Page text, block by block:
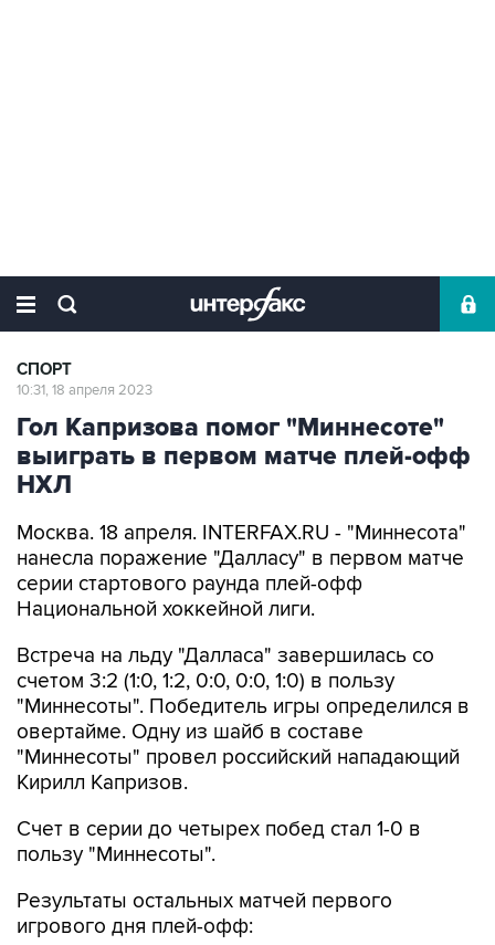
СПОРТ
10:31, 18 апреля 2023
Гол Капризова помог "Миннесоте"
выиграть в первом матче плей-офф
НХЛ
Москва. 18 апреля. INTERFAX.RU - "Миннесота"
нанесла поражение "Далласу" в первом матче
серии стартового раунда плей-офф
Национальной хоккейной лиги.
Встреча на льду "Далласа" завершилась со
счетом 3:2 (1:0, 1:2, 0:0, 0:0, 1:0) в пользу
"Миннесоты". Победитель игры определился в
овертайме. Одну из шайб в составе
"Миннесоты" провел российский нападающий
Кирилл Капризов.
Счет в серии до четырех побед стал 1-0 в
пользу "Миннесоты".
Результаты остальных матчей первого
игрового дня плей-офф: